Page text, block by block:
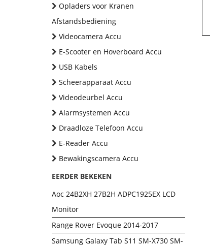
Opladers voor Kranen
Afstandsbediening
Videocamera Accu
E-Scooter en Hoverboard Accu
USB Kabels
Scheerapparaat Accu
Videodeurbel Accu
Alarmsystemen Accu
Draadloze Telefoon Accu
E-Reader Accu
Bewakingscamera Accu
EERDER BEKEKEN
Aoc 24B2XH 27B2H ADPC1925EX LCD
Monitor
Range Rover Evoque 2014-2017
Samsung Galaxy Tab S11 SM-X730 SM-